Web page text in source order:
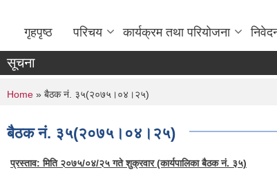
गृहपृष्ठ परिचय कार्यक्रम तथा परियोजना
सूचना
You are here
Home » बैठक नं. ३५(२०७५।०४।२५)
बैठक नं. ३५(२०७५।०४।२५)
प्रस्ताव: मिति २०७५/०४/२५ गते शुक्रवार (कार्यपालिका बैठक नं. ३५)